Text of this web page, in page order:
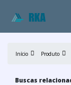
Início Produto
Buscas